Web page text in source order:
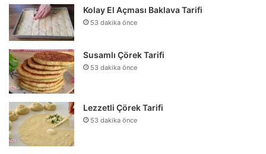
Kolay El Açması Baklava Tarifi
53 dakika önce
Susamlı Çörek Tarifi
53 dakika önce
Lezzetli Çörek Tarifi
53 dakika önce